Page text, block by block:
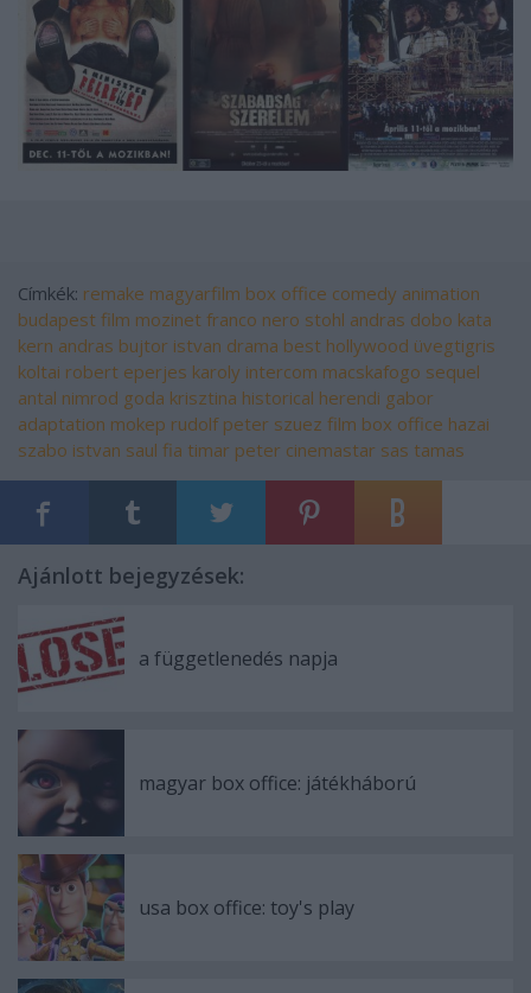
Címkék: remake magyarfilm box office comedy animation
budapest film mozinet franco nero stohl andras dobo kata
kern andras bujtor istvan drama best hollywood üvegtigris
koltai robert eperjes karoly intercom macskafogo sequel
antal nimrod goda krisztina historical herendi gabor
adaptation mokep rudolf peter szuez film box office hazai
szabo istvan saul fia timar peter cinemastar sas tamas
Ajánlott bejegyzések:
a függetlenedés napja
magyar box office: játékháború
usa box office: toy's play